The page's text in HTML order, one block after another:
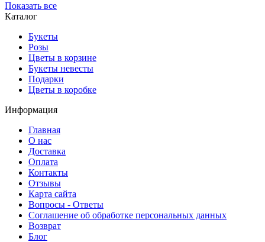
Показать все
Каталог
Букеты
Розы
Цветы в корзине
Букеты невесты
Подарки
Цветы в коробке
Информация
Главная
О нас
Доставка
Оплата
Контакты
Отзывы
Карта сайта
Вопросы - Ответы
Соглашение об обработке персональных данных
Возврат
Блог